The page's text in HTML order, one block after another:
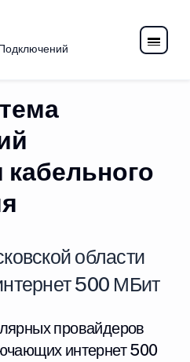
кабельного
области
500 МБит
провайдеров
интернет 500